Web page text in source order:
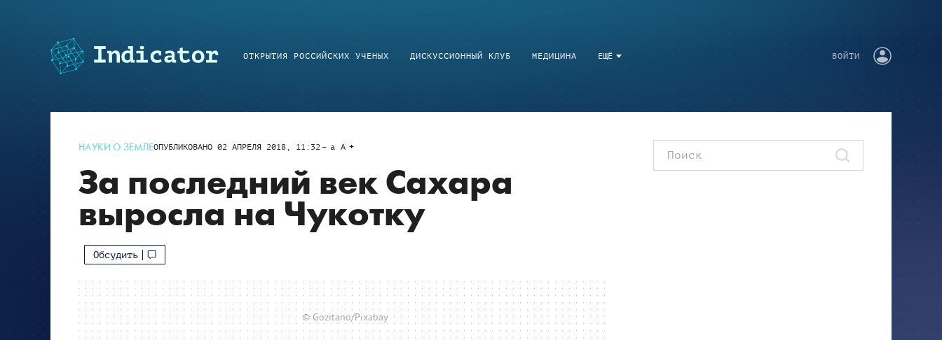
ЕЩЁ
ОТКРЫТИЯ РОССИЙСКИХ УЧЕНЫХ ДИСКУССИОННЫЙ КЛУБ МЕДИЦИНА ВОЙТИ
НАУКИ О ЗЕМЛЕОПУБЛИКОВАНО 02 АПРЕЛЯ 2018, 11:32 a A
За последний век Сахара
выросла на Чукотку
Обсудить
© Gozitano/Pixabay